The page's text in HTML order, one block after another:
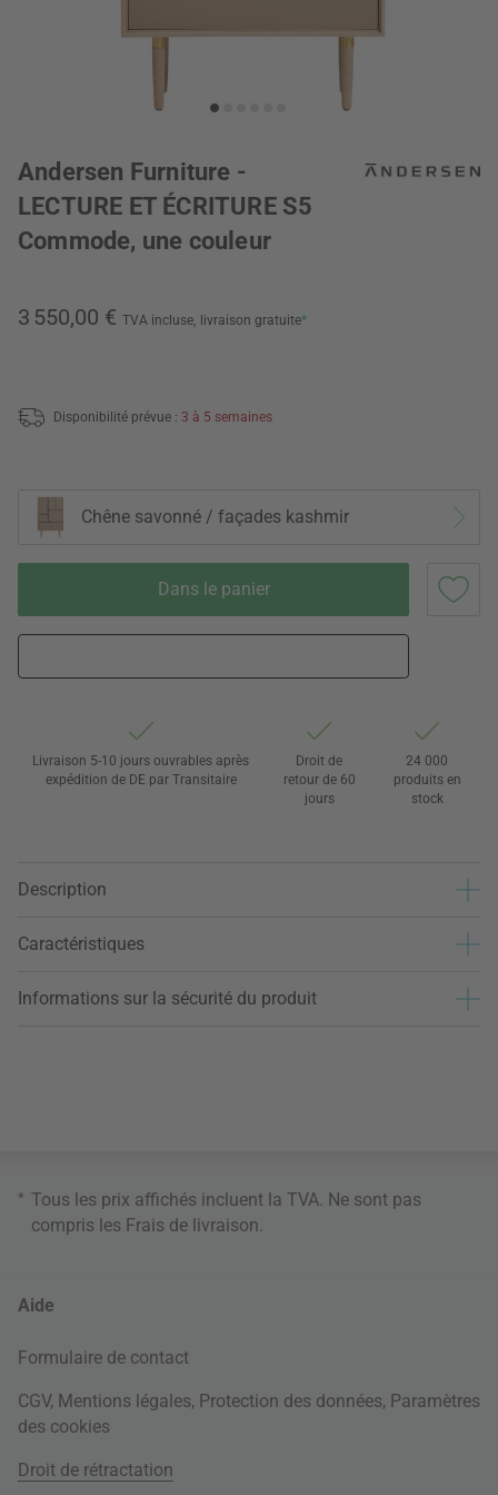
Andersen Furniture -
LECTURE ET ÉCRITURE S5
Commode, une couleur
3 550,00 € TVA incluse, livraison gratuite*
Disponibilité prévue : 3 à 5 semaines
Chêne savonné / façades kashmir
Dans le panier
Livraison 5-10 jours ouvrables après
expédition de DE par Transitaire
Droit de
retour de 60
jours
24 000
produits en
stock
Description
Caractéristiques
Informations sur la sécurité du produit
* Tous les prix affichés incluent la TVA. Ne sont pas
compris les Frais de livraison
Aide
Formulaire de contact
CGV, Mentions légales, Protection des données, Paramètres
des cookies
Droit de rétractation